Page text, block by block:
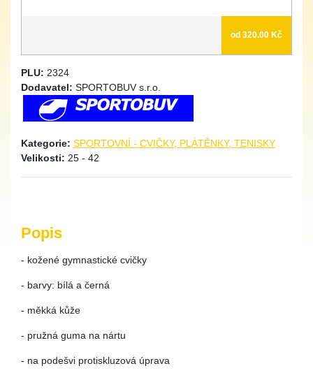
od 320.00 Kč
PLU: 2324
Dodavatel: SPORTOBUV s.r.o.
Kategorie: SPORTOVNÍ - CVIČKY, PLÁTĚNKY, TENISKY
Velikosti: 25 - 42
Popis
- kožené gymnastické cvičky
- barvy: bílá a černá
- měkká kůže
- pružná guma na nártu
- na podešvi protiskluzová úprava